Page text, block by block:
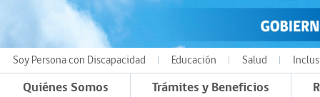
Soy Persona con Discapacidad Educación Salud
Quiénes Somos Trámites y Beneficios